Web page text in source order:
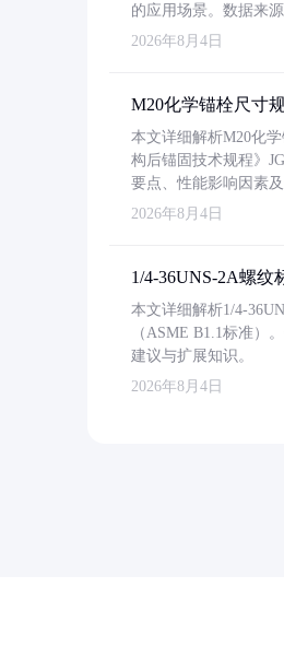
的应用场景。数据来
2026年8月4日
M20化学锚栓尺寸
本文详细解析M20化
构后锚固技术规程》
要点、性能影响因素
2026年8月4日
1/4-36UNS-2A螺纹
本文详细解析1/4-
（ASME B1.1标准）
建议与扩展知识。
2026年8月4日